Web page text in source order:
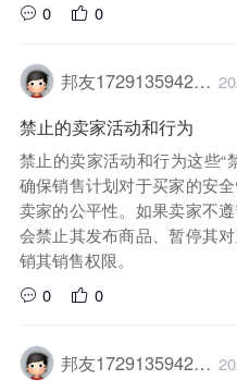
0
0
邦友1729135942029
禁止的卖家活动和行为
禁止的卖家活动和行为这些“
确保销售计划对于买家的安
卖家的公平性。如果卖家不
会禁止其发布商品、暂停其
销其销售权限。
0
0
邦友1729135942029